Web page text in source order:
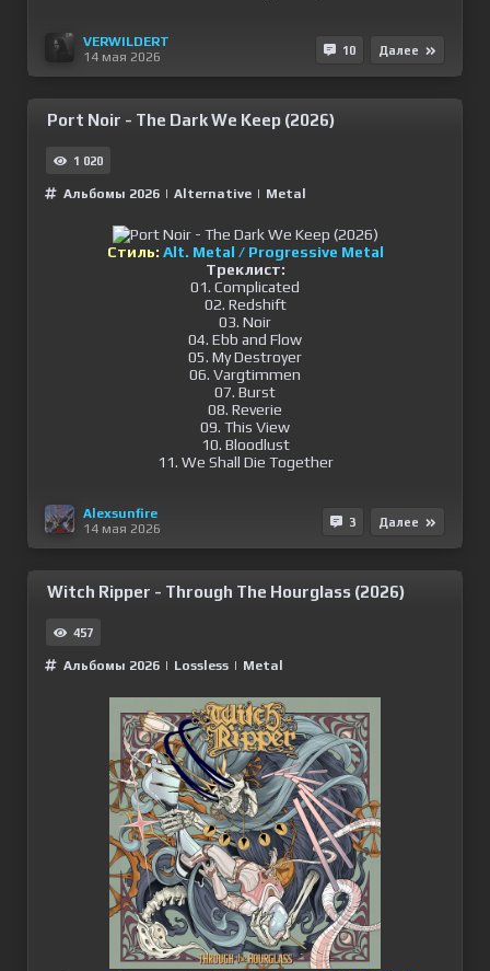
VERWILDERT
14 мая 2026
10 Далее
Port Noir - The Dark We Keep (2026)
1 020
Альбомы 2026 | Alternative | Metal
Стиль: Alt. Metal / Progressive Metal
Треклист:
01. Complicated
02. Redshift
03. Noir
04. Ebb and Flow
05. My Destroyer
06. Vargtimmen
07. Burst
08. Reverie
09. This View
10. Bloodlust
11. We Shall Die Together
Alexsunfire
14 мая 2026
3 Далее
Witch Ripper - Through The Hourglass (2026)
457
Альбомы 2026 | Lossless | Metal